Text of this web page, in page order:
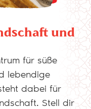
und
für süße
lebendige
dabei für
Stell dir